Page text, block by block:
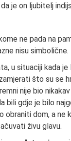
je on ljubitelj
ne pada na
nisu simbolične.
u situaciji kada je
što su se
nije bio
bili gdje je bilo
obraniti dom, a ne
živu glavu.